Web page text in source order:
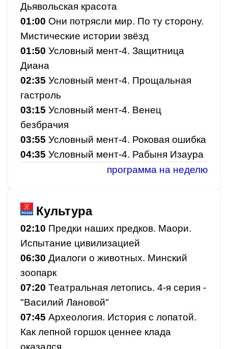
Дьявольская красота
01:00 Они потрясли мир. По ту сторону.
Мистические истории звёзд
01:50 Условный мент-4. Защитница
Диана
02:35 Условный мент-4. Прощальная
гастроль
03:15 Условный мент-4. Венец
безбрачия
03:55 Условный мент-4. Роковая ошибка
04:35 Условный мент-4. Рабыня Изаура
программа на неделю
Культура
02:10 Предки наших предков. Маори.
Испытание цивилизацией
06:30 Диалоги о животных. Минский
зоопарк
07:20 Театральная летопись. 4-я серия -
"Василий Лановой"
07:45 Археология. История с лопатой.
Как лепной горшок ценнее клада
оказался